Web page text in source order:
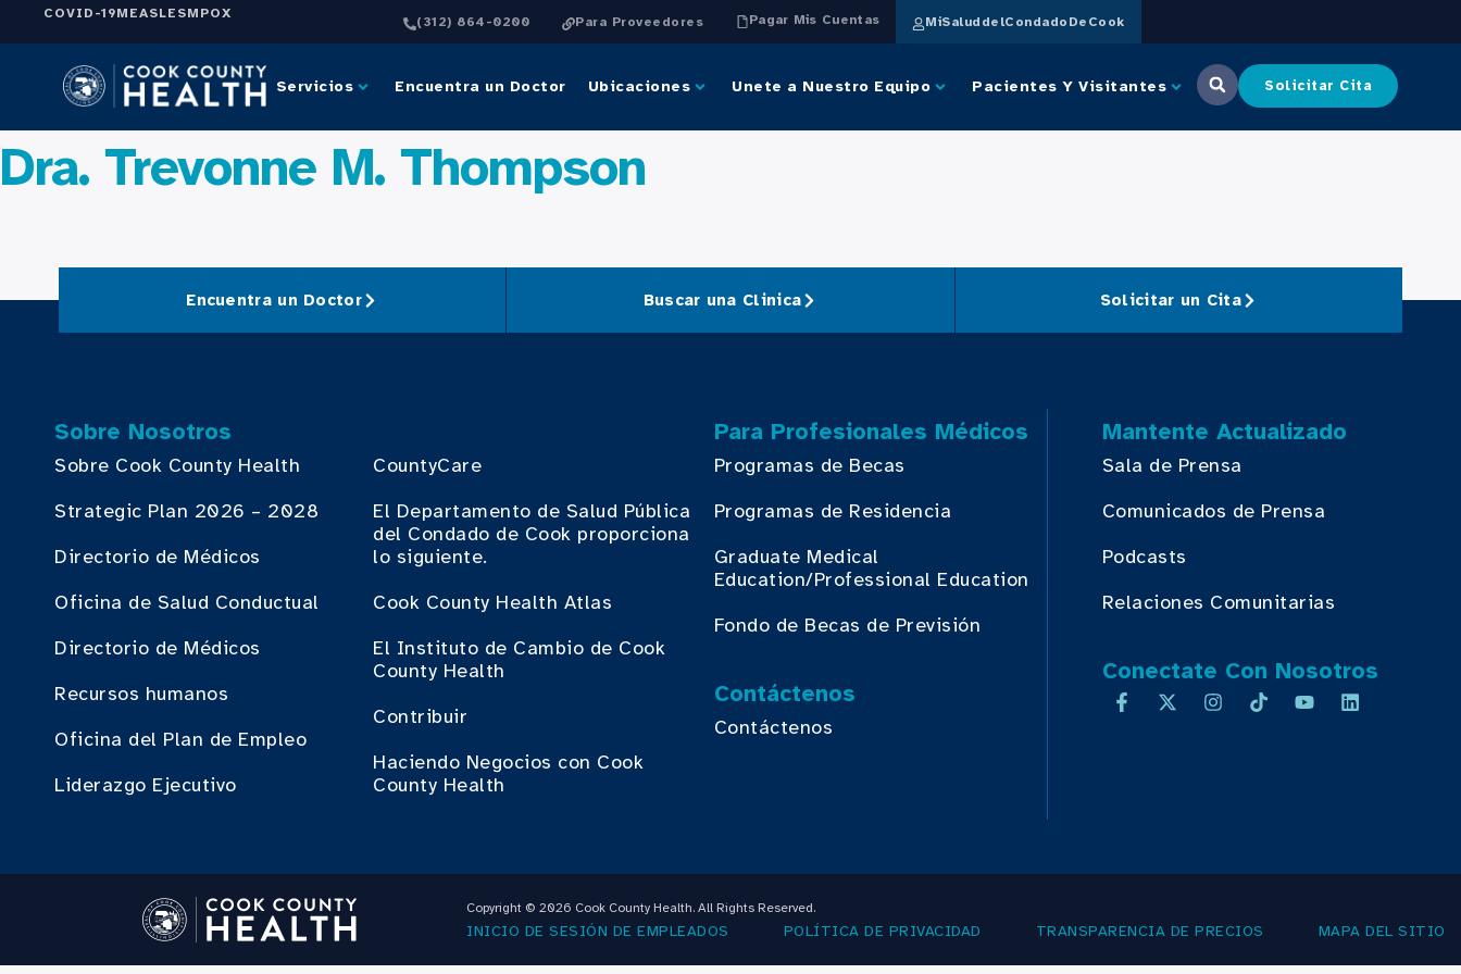
COVID-19MEASLESMPOX
(312) 864-0200 Para Proveedores Pagar Mis Cuentas MiSaluddelCondadoDeCook
Servicios Encuentra un Doctor Ubicaciones Unete a Nuestro Equipo Pacientes Y Visitantes Solicitar Cita
Dra. Trevonne M. Thompson
Encuentra un Doctor Buscar una Clinica Solicitar un Cita
Sobre Nosotros
Sobre Cook County Health
Strategic Plan 2026 – 2028
Directorio de Médicos
Oficina de Salud Conductual
Directorio de Médicos
Recursos humanos
Oficina del Plan de Empleo
Liderazgo Ejecutivo
CountyCare
El Departamento de Salud Pública
del Condado de Cook proporciona
lo siguiente.
Cook County Health Atlas
El Instituto de Cambio de Cook
County Health
Contribuir
Haciendo Negocios con Cook
County Health
Para Profesionales Médicos
Programas de Becas
Programas de Residencia
Graduate Medical
Education/Professional Education
Fondo de Becas de Previsión
Contáctenos
Contáctenos
Mantente Actualizado
Sala de Prensa
Comunicados de Prensa
Podcasts
Relaciones Comunitarias
Conectate Con Nosotros
Copyright © 2026 Cook County Health. All Rights Reserved.
INICIO DE SESIÓN DE EMPLEADOS POLÍTICA DE PRIVACIDAD TRANSPARENCIA DE PRECIOS MAPA DEL SITIO